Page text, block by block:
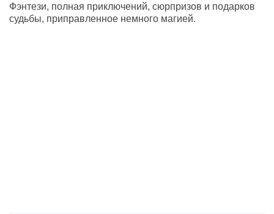
Фэнтези, полная приключений, сюрпризов и подарков
судьбы, приправленное немного магией.